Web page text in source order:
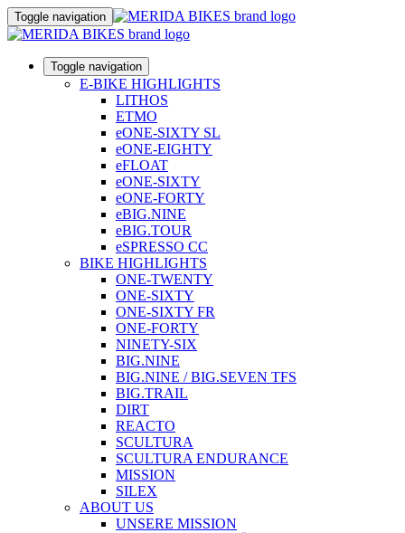
Toggle navigation
Toggle navigation
E-BIKE HIGHLIGHTS
LITHOS
ETMO
eONE-SIXTY SL
eONE-EIGHTY
eFLOAT
eONE-SIXTY
eONE-FORTY
eBIG.NINE
eBIG.TOUR
eSPRESSO CC
BIKE HIGHLIGHTS
ONE-TWENTY
ONE-SIXTY
ONE-SIXTY FR
ONE-FORTY
NINETY-SIX
BIG.NINE
BIG.NINE / BIG.SEVEN TFS
BIG.TRAIL
DIRT
REACTO
SCULTURA
SCULTURA ENDURANCE
MISSION
SILEX
ABOUT US
UNSERE MISSION